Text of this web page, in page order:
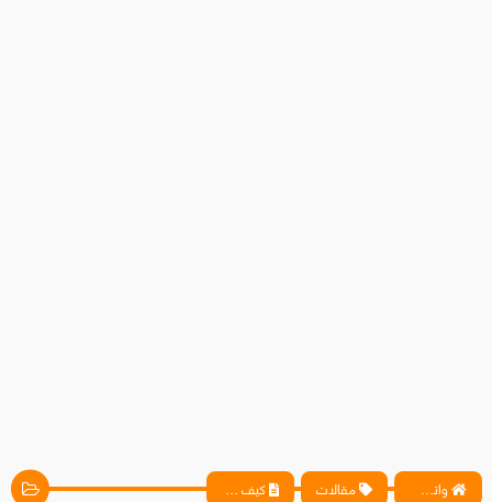
واتس آب ، فيسبوك ، أنترنت ، شروحات تقنية حصرية - المحترف مقالات كيف تضيف خيار "فحص عن طريق Windows Defender" عند النقر على الملفات بالزر الايمن دون برامج